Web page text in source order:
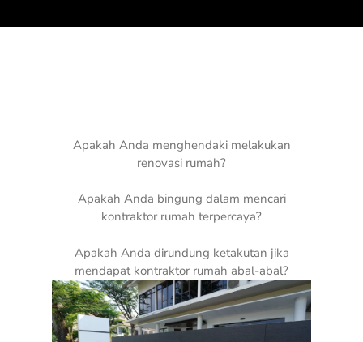
Apakah Anda menghendaki melakukan
renovasi rumah?
Apakah Anda bingung dalam mencari
kontraktor rumah terpercaya?
Apakah Anda dirundung ketakutan jika
mendapat kontraktor rumah abal-abal?